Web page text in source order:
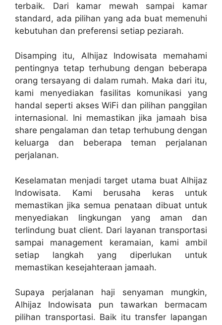
terbaik. Dari kamar mewah sampai kamar
standard, ada pilihan yang ada buat memenuhi
kebutuhan dan preferensi setiap peziarah.
Disamping itu, Alhijaz Indowisata memahami
pentingnya tetap terhubung dengan beberapa
orang tersayang di dalam rumah. Maka dari itu,
kami menyediakan fasilitas komunikasi yang
handal seperti akses WiFi dan pilihan panggilan
internasional. Ini memastikan jika jamaah bisa
share pengalaman dan tetap terhubung dengan
keluarga dan beberapa teman perjalanan
perjalanan.
Keselamatan menjadi target utama buat Alhijaz
Indowisata. Kami berusaha keras untuk
memastikan jika semua penataan dibuat untuk
menyediakan lingkungan yang aman dan
terlindung buat client. Dari layanan transportasi
sampai management keramaian, kami ambil
setiap langkah yang diperlukan untuk
memastikan kesejahteraan jamaah.
Supaya perjalanan haji senyaman mungkin,
Alhijaz Indowisata pun tawarkan bermacam
pilihan transportasi. Baik itu transfer lapangan